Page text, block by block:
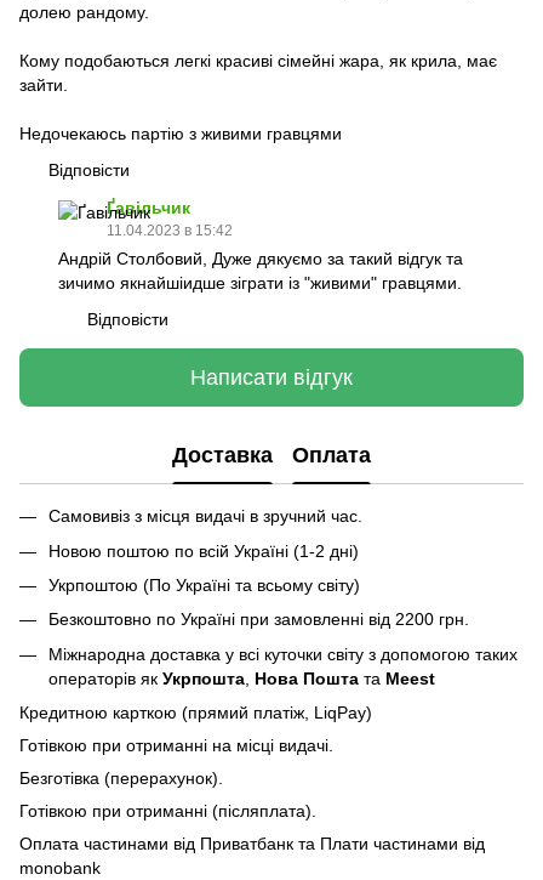
долею рандому.
Кому подобаються легкі красиві сімейні жара, як крила, має
зайти.
Недочекаюсь партію з живими гравцями
Відповісти
Ґавільчик
11.04.2023 в 15:42
Андрій Столбовий, Дуже дякуємо за такий відгук та
зичимо якнайшіидше зіграти із "живими" гравцями.
Відповісти
Написати відгук
Доставка Оплата
Самовивіз з місця видачі в зручний час.
Новою поштою по всій Україні (1-2 дні)
Укрпоштою (По Україні та всьому світу)
Безкоштовно по Україні при замовленні від 2200 грн.
Міжнародна доставка у всі куточки світу з допомогою таких
операторів як Укрпошта Нова Пошта та Meest
Кредитною карткою (прямий платіж, LiqPay)
Готівкою при отриманні на місці видачі.
Безготівка (перерахунок).
Готівкою при отриманні (післяплата).
Оплата частинами від Приватбанк та Плати частинами від
monobank